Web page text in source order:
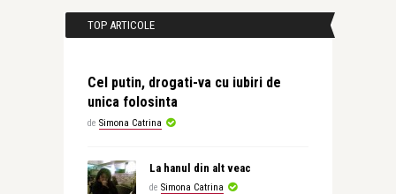
TOP ARTICOLE
Cel putin, drogati-va cu iubiri de
unica folosinta
de Simona Catrina
La hanul din alt veac
de Simona Catrina